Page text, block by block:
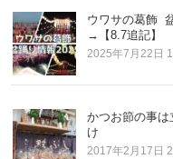
ウワサの葛飾
→【8.7追記】
2025年7月22日
かつお節の事は
け
2017年2月17日